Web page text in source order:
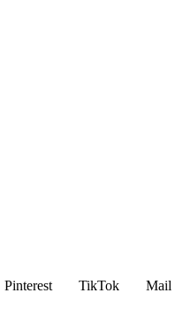
Pinterest TikTok Mail